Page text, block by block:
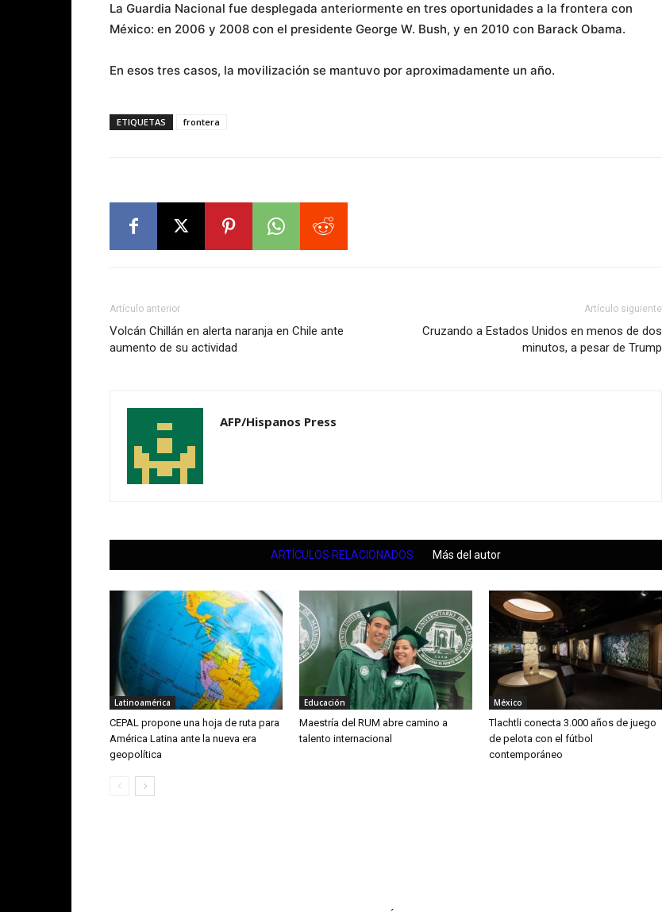
La Guardia Nacional fue desplegada anteriormente en tres oportunidades a la frontera con
México: en 2006 y 2008 con el presidente George W. Bush, y en 2010 con Barack Obama.
En esos tres casos, la movilización se mantuvo por aproximadamente un año.
ETIQUETAS frontera
Artículo anterior
Volcán Chillán en alerta naranja en Chile ante
aumento de su actividad
Artículo siguiente
Cruzando a Estados Unidos en menos de dos
minutos, a pesar de Trump
AFP/Hispanos Press
ARTÍCULOS RELACIONADOS Más del autor
Latinoamérica
CEPAL propone una hoja de ruta para
América Latina ante la nueva era
geopolítica
Educación
Maestría del RUM abre camino a
talento internacional
México
Tlachtli conecta 3.000 años de juego
de pelota con el fútbol
contemporáneo